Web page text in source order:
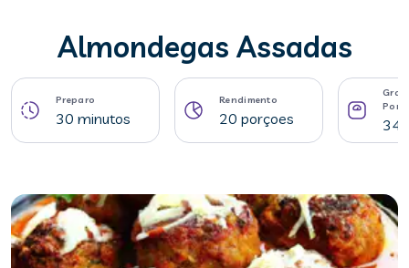
Almondegas Assadas
Preparo
30 minutos
Rendimento
20 porçoes 34